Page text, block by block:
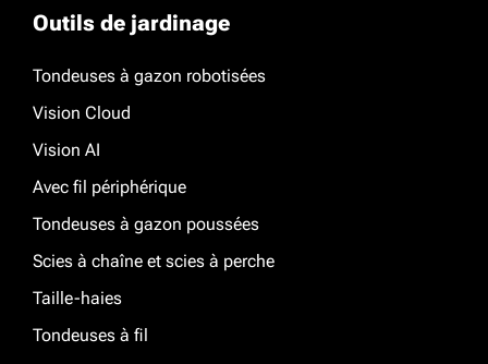
Outils de jardinage
Tondeuses à gazon robotisées
Vision Cloud
Vision AI
Avec fil périphérique
Tondeuses à gazon poussées
Scies à chaîne et scies à perche
Taille-haies
Tondeuses à fil